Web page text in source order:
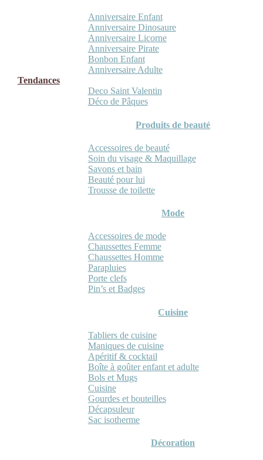
Anniversaire Enfant
Anniversaire Dinosaure
Anniversaire Licorne
Anniversaire Pirate
Bonbon Enfant
Anniversaire Adulte
Tendances
Deco Saint Valentin
Déco de Pâques
Produits de beauté
Accessoires de beauté
Soin du visage & Maquillage
Savons et bain
Beauté pour lui
Trousse de toilette
Mode
Accessoires de mode
Chaussettes Femme
Chaussettes Homme
Parapluies
Porte clefs
Pin’s et Badges
Cuisine
Tabliers de cuisine
Maniques de cuisine
Apéritif & cocktail
Boîte à goûter enfant et adulte
Bols et Mugs
Cuisine
Gourdes et bouteilles
Décapsuleur
Sac isotherme
Décoration